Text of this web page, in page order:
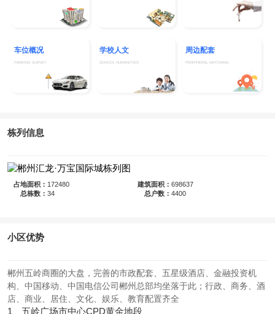
车位概况
PARKING SURVEY
学校人文
SCHOOL HUMANITIES
周边配套
PERIPHERAL MATCHING
栋列信息
占地面积： 172480 建筑面积： 698637
总栋数： 34 总户数： 4400
小区优势
郴州五岭商圈的大盘，完善的市政配套、五星级酒店、金融投资机
构、中国移动、中国电信公司郴州总部均坐落于此；行政、商务、酒
店、商业、居住、文化、娱乐、教育配置齐全
1、五岭广场市中心CPD黄金地段